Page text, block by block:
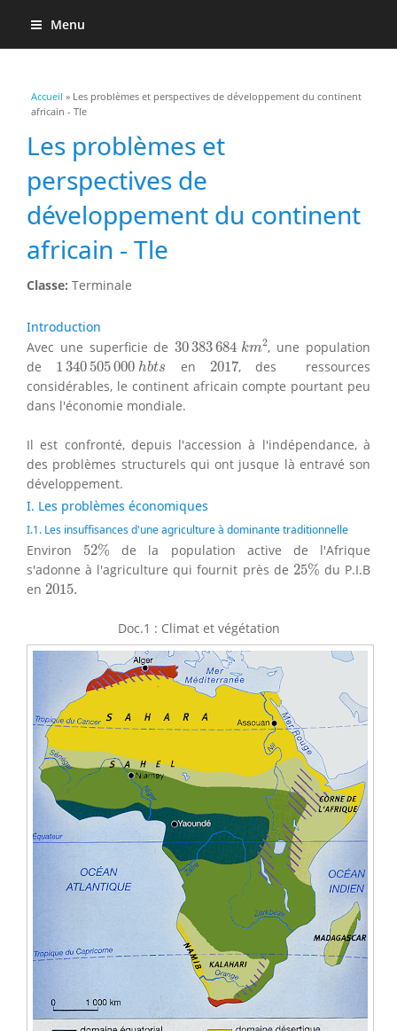
Menu
Vous êtes ici
Accueil » Les problèmes et perspectives de développement du continent
africain - Tle
Les problèmes et
perspectives de
développement du continent
africain - Tle
Classe: Terminale
Introduction
Avec une superficie de30383684 km2
30383684 m, une population
de 1 340 505000 hbts
1 340505000hbt en 2017
2017, des ressources
considérables, le continent africain compte pourtant peu
dans l'économie mondiale.
Il est confronté, depuis l'accession à l'indépendance, à
des problèmes structurels qui ont jusque là entravé son
développement.
I. Les problèmes économiques
I.1. Les insuffisances d'une agriculture à dominante traditionnelle
Environ 52%
52%
de la population active de l'Afrique
s'adonne à l'agriculture qui fournit près de 25%
25%du P.I.B
en 2015.
2015.
Doc.1 : Climat et végétation